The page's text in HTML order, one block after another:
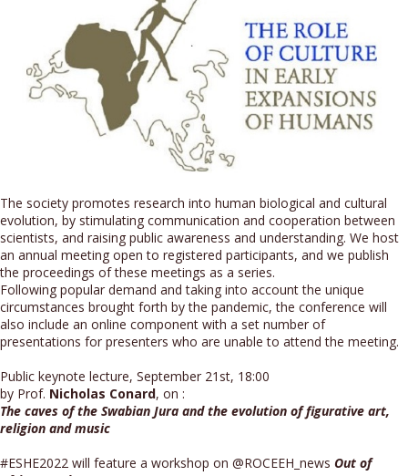
The society promotes research into human biological and cultural
evolution, by stimulating communication and cooperation between
scientists, and raising public awareness and understanding. We host
an annual meeting open to registered participants, and we publish
the proceedings of these meetings as a series.
Following popular demand and taking into account the unique
circumstances brought forth by the pandemic, the conference will
also include an online component with a set number of
presentations for presenters who are unable to attend the meeting.
Public keynote lecture, September 21st, 18:00
by Prof. Nicholas Conard, on :
The caves of the Swabian Jura and the evolution of figurative art,
religion and music
#ESHE2022 will feature a workshop on @ROCEEH_news Out of